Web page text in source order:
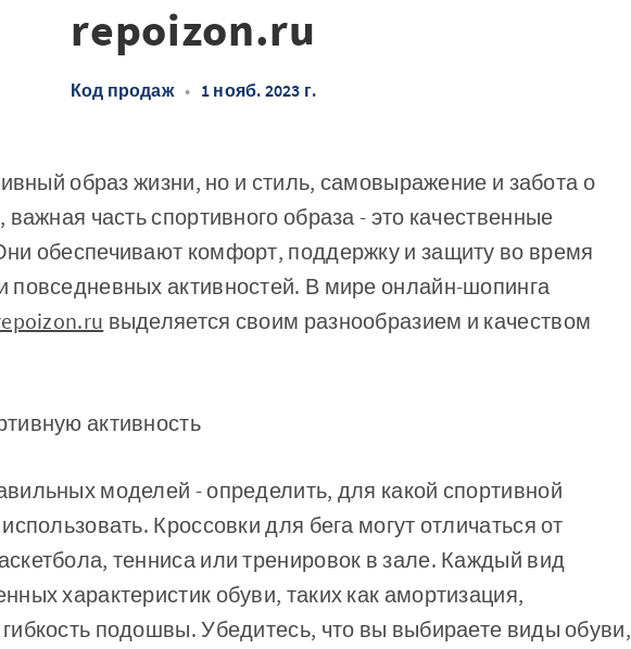
repoizon.ru
Код продаж • 1 нояб. 2023 г.
образ жизни, но и стиль, самовыражение и забота о
часть спортивного образа - это качественные
обеспечивают комфорт, поддержку и защиту во время
повседневных активностей. В мире онлайн-шопинга
выделяется своим разнообразием и качеством
активность
моделей - определить, для какой спортивной
Кроссовки для бега могут отличаться от
тенниса или тренировок в зале. Каждый вид
характеристик обуви, таких как амортизация,
подошвы. Убедитесь, что вы выбираете виды обуви,